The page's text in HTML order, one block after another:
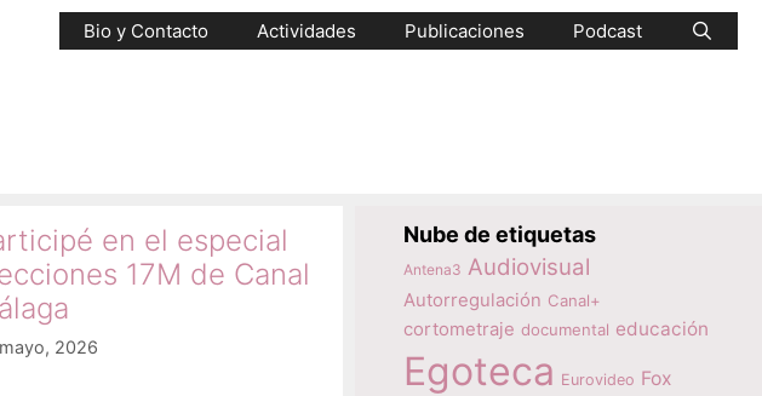
Bio y Contacto Actividades Publicaciones Podcast
en el especial
17M de Canal
2026
Nube de etiquetas
Antena3 Audiovisual
Autorregulación Canal+
cortometraje documental educación
Egoteca Eurovideo Fox